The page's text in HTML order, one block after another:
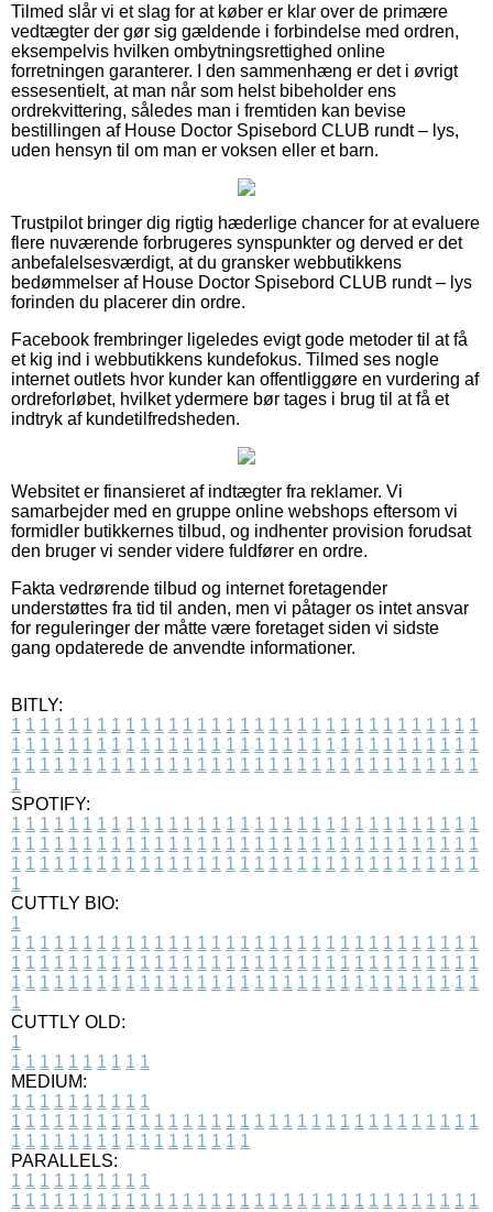
Tilmed slår vi et slag for at køber er klar over de primære
vedtægter der gør sig gældende i forbindelse med ordren,
eksempelvis hvilken ombytningsrettighed online
forretningen garanterer. I den sammenhæng er det i øvrigt
essesentielt, at man når som helst bibeholder ens
ordrekvittering, således man i fremtiden kan bevise
bestillingen af House Doctor Spisebord CLUB rundt – lys,
uden hensyn til om man er voksen eller et barn.
Trustpilot bringer dig rigtig hæderlige chancer for at evaluere
flere nuværende forbrugeres synspunkter og derved er det
anbefalelsesværdigt, at du gransker webbutikkens
bedømmelser af House Doctor Spisebord CLUB rundt – lys
forinden du placerer din ordre.
Facebook frembringer ligeledes evigt gode metoder til at få
et kig ind i webbutikkens kundefokus. Tilmed ses nogle
internet outlets hvor kunder kan offentliggøre en vurdering af
ordreforløbet, hvilket ydermere bør tages i brug til at få et
indtryk af kundetilfredsheden.
Websitet er finansieret af indtægter fra reklamer. Vi
samarbejder med en gruppe online webshops eftersom vi
formidler butikkernes tilbud, og indhenter provision forudsat
den bruger vi sender videre fuldfører en ordre.
Fakta vedrørende tilbud og internet foretagender
understøttes fra tid til anden, men vi påtager os intet ansvar
for reguleringer der måtte være foretaget siden vi sidste
gang opdaterede de anvendte informationer.
BITLY:
1 1 1 1 1 1 1 1 1 1 1 1 1 1 1 1 1 1 1 1 1 1 1 1 1 1 1 1 1 1 1 1 1
1 1 1 1 1 1 1 1 1 1 1 1 1 1 1 1 1 1 1 1 1 1 1 1 1 1 1 1 1 1 1 1 1
1 1 1 1 1 1 1 1 1 1 1 1 1 1 1 1 1 1 1 1 1 1 1 1 1 1 1 1 1 1 1 1 1
1
SPOTIFY:
1 1 1 1 1 1 1 1 1 1 1 1 1 1 1 1 1 1 1 1 1 1 1 1 1 1 1 1 1 1 1 1 1
1 1 1 1 1 1 1 1 1 1 1 1 1 1 1 1 1 1 1 1 1 1 1 1 1 1 1 1 1 1 1 1 1
1 1 1 1 1 1 1 1 1 1 1 1 1 1 1 1 1 1 1 1 1 1 1 1 1 1 1 1 1 1 1 1 1
1
CUTTLY BIO:
1
1 1 1 1 1 1 1 1 1 1 1 1 1 1 1 1 1 1 1 1 1 1 1 1 1 1 1 1 1 1 1 1 1
1 1 1 1 1 1 1 1 1 1 1 1 1 1 1 1 1 1 1 1 1 1 1 1 1 1 1 1 1 1 1 1 1
1 1 1 1 1 1 1 1 1 1 1 1 1 1 1 1 1 1 1 1 1 1 1 1 1 1 1 1 1 1 1 1 1
1
CUTTLY OLD:
1
1 1 1 1 1 1 1 1 1 1
MEDIUM:
1 1 1 1 1 1 1 1 1 1
1 1 1 1 1 1 1 1 1 1 1 1 1 1 1 1 1 1 1 1 1 1 1 1 1 1 1 1 1 1 1 1 1
1 1 1 1 1 1 1 1 1 1 1 1 1 1 1 1 1
PARALLELS:
1 1 1 1 1 1 1 1 1 1
1 1 1 1 1 1 1 1 1 1 1 1 1 1 1 1 1 1 1 1 1 1 1 1 1 1 1 1 1 1 1 1 1